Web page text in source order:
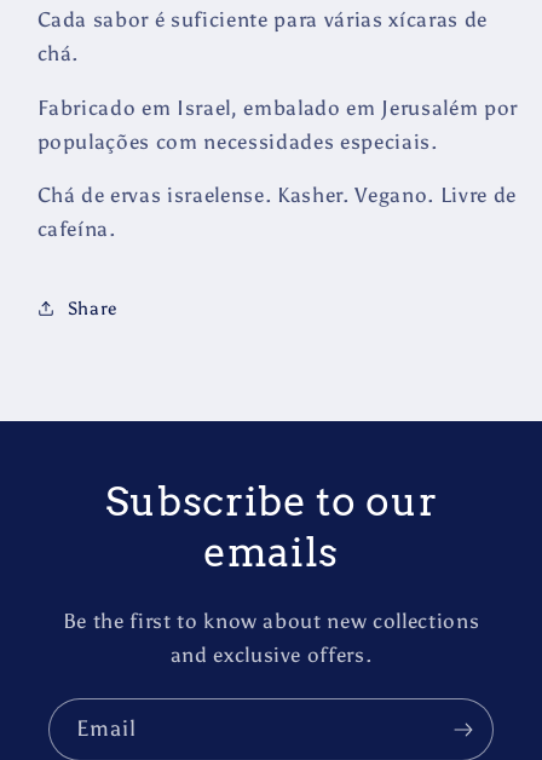
Cada sabor é suficiente para várias xícaras de
chá.
Fabricado em Israel, embalado em Jerusalém por
populações com necessidades especiais.
Chá de ervas israelense. Kasher. Vegano. Livre de
cafeína.
Share
Subscribe to our
emails
Be the first to know about new collections
and exclusive offers.
Email